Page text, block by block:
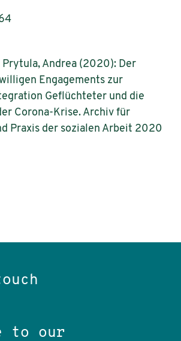
Prytula, Andrea (2020): Der
Engagements zur
Geflüchteter und die
Corona-Krise. Archiv für
Praxis der sozialen Arbeit 2020
to our